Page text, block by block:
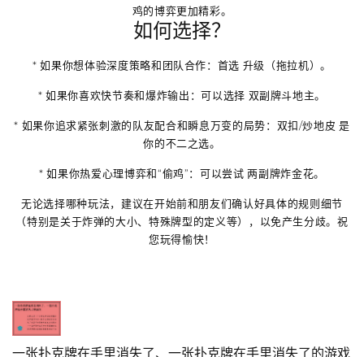
鸡的博弈更加精彩。
如何选择？
*如果你想体验深度策略和团队合作：首选 升级（拖拉机）。
*如果你喜欢快节奏和爆炸输出 ：可以选择 双副牌斗地主。
* 如果你追求紧张刺激的队友配合和瞬息万变的局势： 双扣/炒地皮 是
你的不二之选。
*如果你热爱心理博弈和“偷鸡”：可以尝试两副牌炸金花。
无论选择哪种玩法，建议在开始前和朋友们确认好具体的规则细节
（特别是关于炸弹的大小、特殊牌型的定义等），以免产生分歧。祝
您玩得愉快！
一张扑克牌在手里消失了、一张扑克牌在手里消失了的游戏